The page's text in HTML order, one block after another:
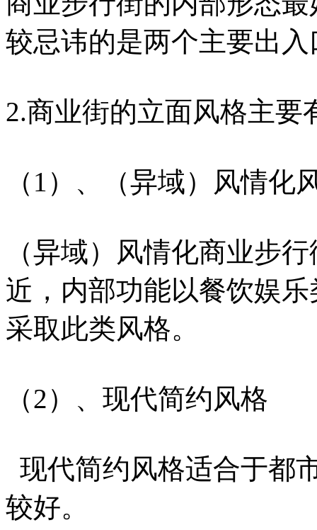
较忌讳的是两个主要出
2.商业街的立面风格主要
（1）、（异域）风情化
（异域）风情化商业步
近，内部功能以餐饮娱
采取此类风格。
（2）、现代简约风格
现代简约风格适合于都
较好。